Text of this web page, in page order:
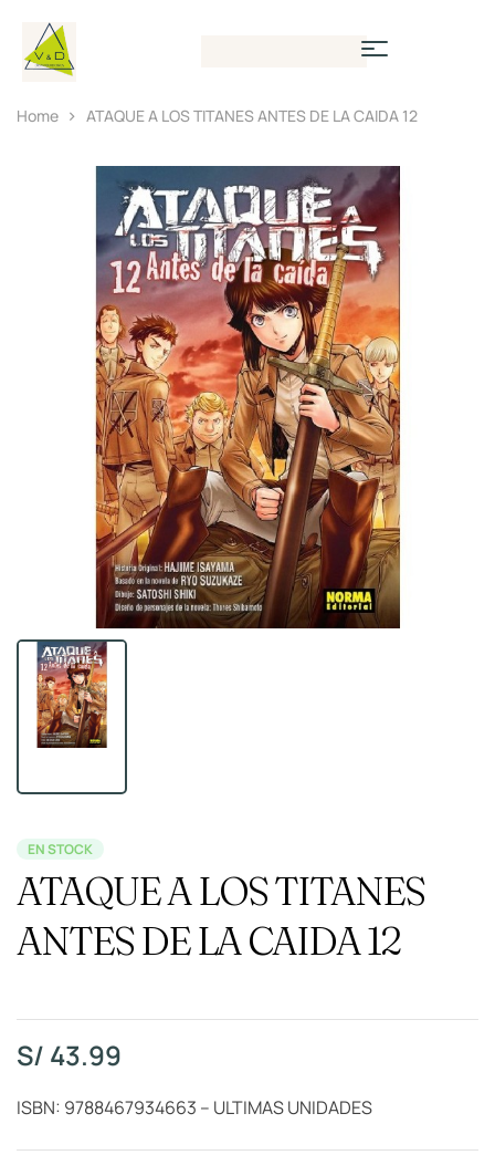
Home ATAQUE A LOS TITANES ANTES DE LA CAIDA 12
EN STOCK
ATAQUE A LOS TITANES
ANTES DE LA CAIDA 12
S/ 43.99
ISBN: 9788467934663 – ULTIMAS UNIDADES